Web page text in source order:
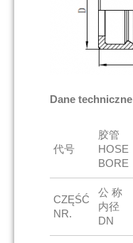
Dane techniczne
代号
胶管
HOSE
BORE
CZĘŚĆ
NR.
公 称
内径
DN